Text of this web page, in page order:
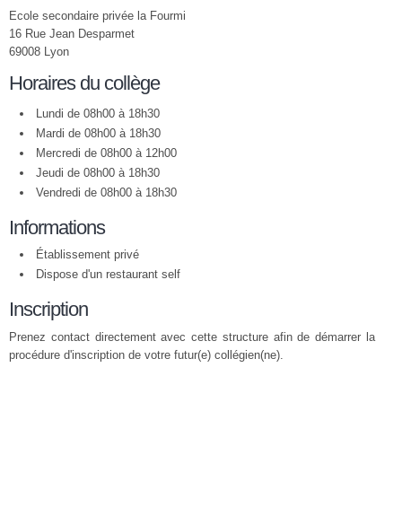
Ecole secondaire privée la Fourmi
16 Rue Jean Desparmet
69008 Lyon
Horaires du collège
Lundi de 08h00 à 18h30
Mardi de 08h00 à 18h30
Mercredi de 08h00 à 12h00
Jeudi de 08h00 à 18h30
Vendredi de 08h00 à 18h30
Informations
Établissement privé
Dispose d'un restaurant self
Inscription
Prenez contact directement avec cette structure afin de démarrer la
procédure d'inscription de votre futur(e) collégien(ne).